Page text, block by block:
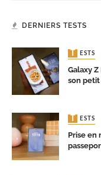
DERNIERS TESTS
TESTS
Galaxy
son
TESTS
Prise en